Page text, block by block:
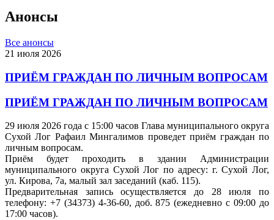
Анонсы
Все анонсы
21 июля 2026
ПРИЁМ ГРАЖДАН ПО ЛИЧНЫМ ВОПРОСАМ
ПРИЁМ ГРАЖДАН ПО ЛИЧНЫМ ВОПРОСАМ
29 июля 2026 года с 15:00 часов Глава муниципального округа
Сухой Лог Рафаил Мингалимов проведет приём граждан по
личным вопросам.
Приём будет проходить в здании Администрации
муниципального округа Сухой Лог по адресу: г. Сухой Лог,
ул. Кирова, 7а, малый зал заседаний (каб. 115).
Предварительная запись осуществляется до 28 июля по
телефону: +7 (34373) 4-36-60, доб. 875 (ежедневно с 09:00 до
17:00 часов).